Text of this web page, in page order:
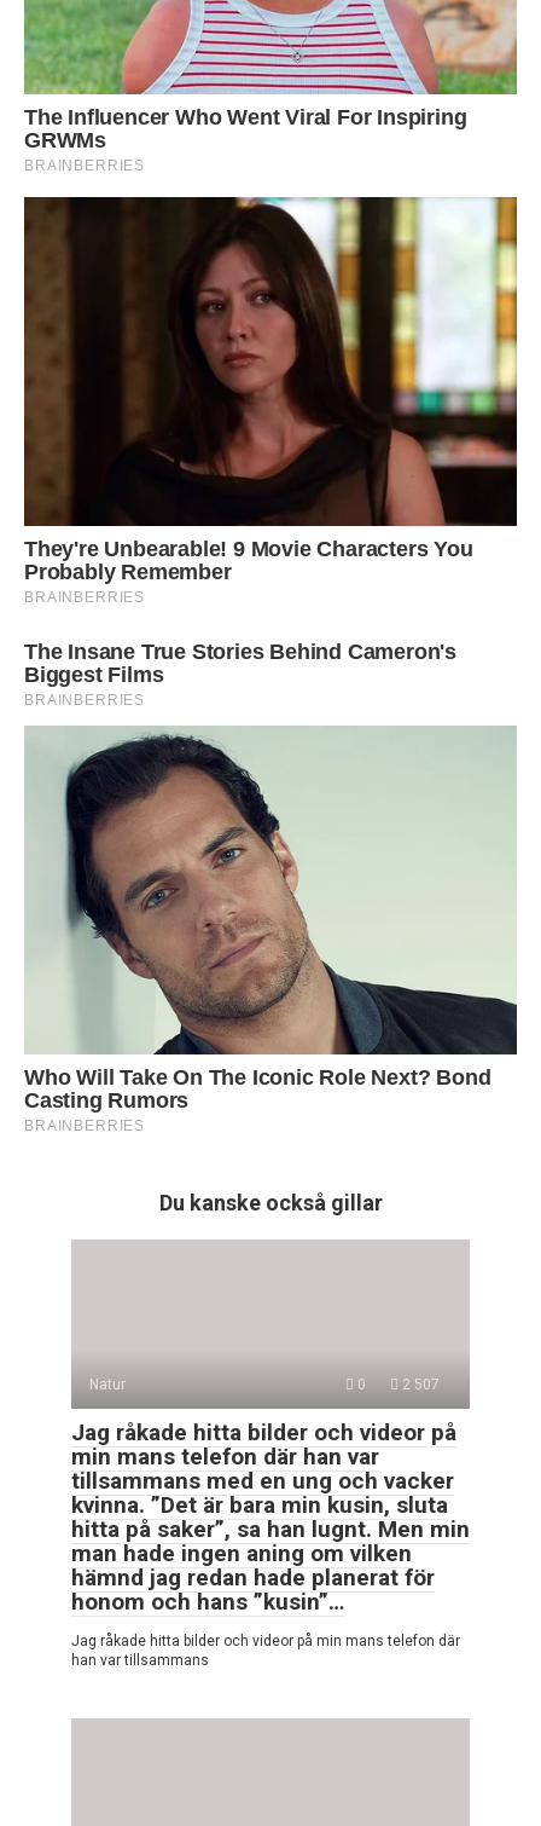
Du kanske också gillar
Natur 0 2 507
Jag råkade hitta bilder och videor på
min mans telefon där han var
tillsammans med en ung och vacker
kvinna. ”Det är bara min kusin, sluta
hitta på saker”, sa han lugnt. Men min
man hade ingen aning om vilken
hämnd jag redan hade planerat för
honom och hans ”kusin”…
Jag råkade hitta bilder och videor på min mans telefon där
han var tillsammans